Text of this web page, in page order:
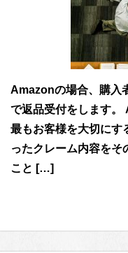
Amazonの場合、購入
で返品受付をします。
最もお客様を大切にす
ったクレーム内容をそ
こと […]